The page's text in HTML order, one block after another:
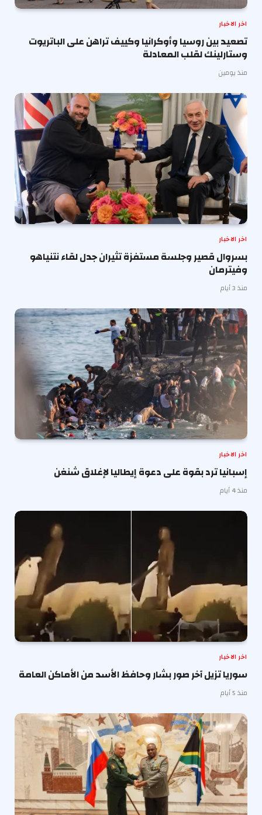
اخر الاخبار
تصعيد بين روسيا وأوكرانيا وكييف تراهن على الباتريوت
وستارلينك لقلب المعادلة
منذ يومين
اخر الاخبار
بسروال قصير وجلسة مستفزة تثيران جدل لقاء نتنياهو
وفيترمان
منذ 3 أيام
اخر الاخبار
إسبانيا ترد بقوة على دعوة إيطاليا لإغلاق شنغن
منذ 4 أيام
اخر الاخبار
سوريا تزيل آخر صور بشار وحافظ الأسد من الأماكن العامة
منذ 5 أيام